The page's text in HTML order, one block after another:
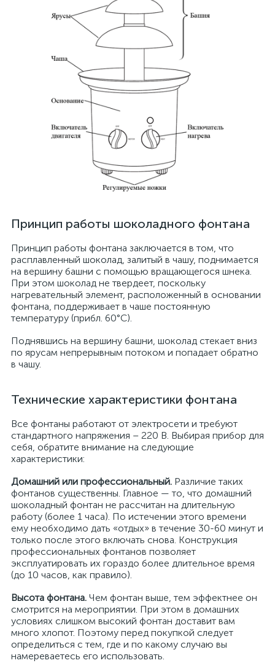
Принцип работы шоколадного фонтана
Принцип работы фонтана заключается в том, что
расплавленный шоколад, залитый в чашу, поднимается
на вершину башни с помощью вращающегося шнека.
При этом шоколад не твердеет, поскольку
нагревательный элемент, расположенный в основании
фонтана, поддерживает в чаше постоянную
температуру (прибл. 60°С).
Поднявшись на вершину башни, шоколад стекает вниз
по ярусам непрерывным потоком и попадает обратно
в чашу.
Технические характеристики фонтана
Все фонтаны работают от электросети и требуют
стандартного напряжения – 220 В. Выбирая прибор для
себя, обратите внимание на следующие
характеристики:
Домашний или профессиональный. Различие таких
фонтанов существенны. Главное — то, что домашний
шоколадный фонтан не рассчитан на длительную
работу (более 1 часа). По истечении этого времени
ему необходимо дать «отдых» в течение 30-60 минут и
только после этого включать снова. Конструкция
профессиональных фонтанов позволяет
эксплуатировать их гораздо более длительное время
(до 10 часов, как правило).
Высота фонтана. Чем фонтан выше, тем эффектнее он
смотрится на мероприятии. При этом в домашних
условиях слишком высокий фонтан доставит вам
много хлопот. Поэтому перед покупкой следует
определиться с тем, где и по какому случаю вы
намереваетесь его использовать.